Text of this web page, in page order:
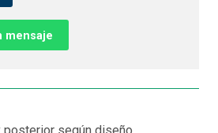
mensaje